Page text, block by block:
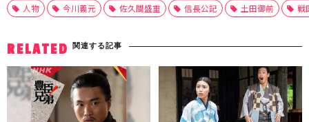
人物 今川義元 佐久間盛重 信長公記 土田御前 戦
RELATED 関連する記事